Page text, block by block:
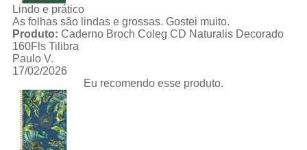
Lindo e prático
As folhas são lindas e grossas. Gostei muito.
Produto: Caderno Broch Coleg CD Naturalis Decorado
160Fls Tilibra
Paulo V.
17/02/2026
Eu recomendo esse produto.